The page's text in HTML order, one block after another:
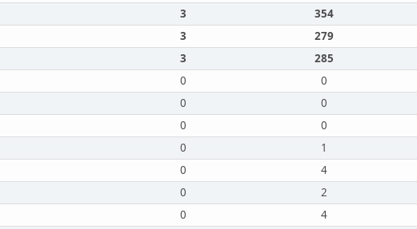
3 354
3 279
3 285
0 0
0 0
0 0
0 1
0 4
0 2
0 4